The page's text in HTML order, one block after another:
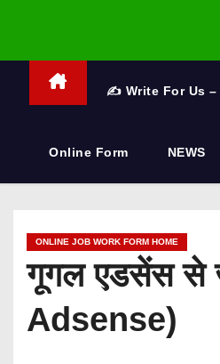
✍️ Write For Us –
Online Form NEWS
ONLINE JOB WORK FORM HOME
गूगल एडसेंस से
Adsense)